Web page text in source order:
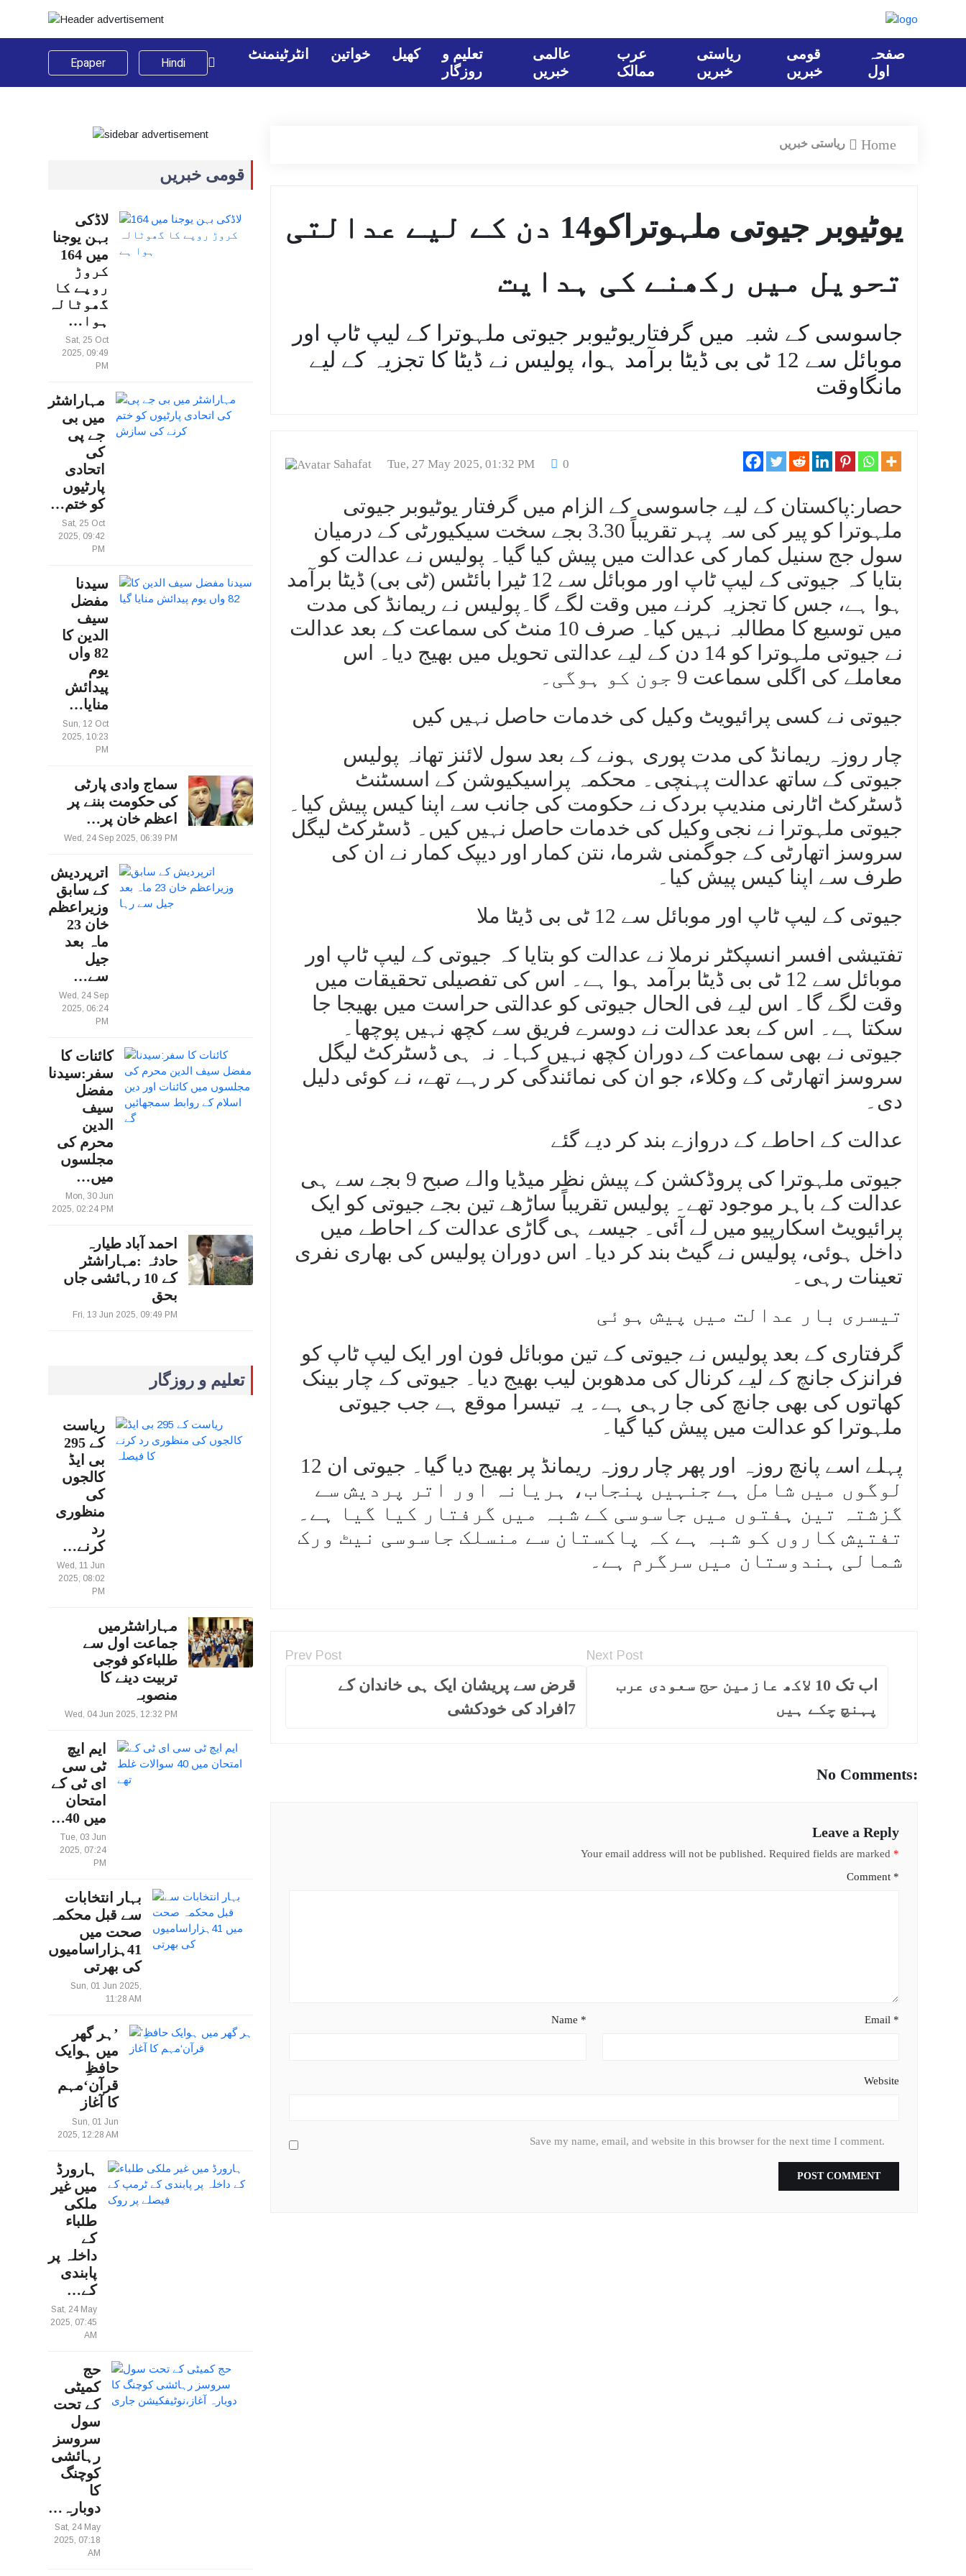
Epaper Hindi
صفحہ
اول
قومی
خبریں
ریاستی
خبریں
عرب
ممالک
عالمی
خبریں
تعلیم و
روزگار
کھیل خواتین انٹرٹینمنٹ
قومی خبریں
لاڈکی
بہن یوجنا
میں 164
کروڑ
روپے کا
گھوٹالہ
ہوا…
Sat, 25 Oct
2025, 09:49
PM
مہاراشٹر
میں بی
جے پی
کی
اتحادی
پارٹیوں
کو ختم…
Sat, 25 Oct
2025, 09:42
PM
سیدنا
مفضل
سیف
الدین کا
82 واں
یوم
پیدائش
منایا…
Sun, 12 Oct
2025, 10:23
PM
سماج وادی پارٹی
کی حکومت بننے پر
اعظم خان پر…
Wed, 24 Sep 2025, 06:39 PM
اترپردیش
کے سابق
وزیراعظم
خان 23
ماہ بعد
جیل
سے…
Wed, 24 Sep
2025, 06:24
PM
کائنات کا
سفر:سیدنا
مفضل
سیف
الدین
محرم کی
مجلسوں
میں…
Mon, 30 Jun
2025, 02:24 PM
احمد آباد طیارہ
حادثہ :مہاراشٹر
کے 10 رہائشی جاں
بحق
Fri, 13 Jun 2025, 09:49 PM
تعلیم و روزگار
ریاست
کے 295
بی ایڈ
کالجوں
کی
منظوری
رد
کرنے…
Wed, 11 Jun
2025, 08:02
PM
مہاراشٹرمیں
جماعت اول سے
طلباءکو فوجی
تربیت دینے کا
منصوبہ
Wed, 04 Jun 2025, 12:32 PM
ایم ایچ
ٹی سی
ای ٹی کے
امتحان
میں 40…
Tue, 03 Jun
2025, 07:24
PM
بہار انتخابات
سے قبل محکمہ
صحت میں
41ہزاراسامیوں
کی بھرتی
Sun, 01 Jun 2025,
11:28 AM
’ہر گھر
میں ہوایک
حافظِ
قرآن‘مہم
کا آغاز
Sun, 01 Jun
2025, 12:28 AM
ہارورڈ
میں غیر
ملکی
طلباء
کے
داخلہ پر
پابندی
کے…
Sat, 24 May
2025, 07:45
AM
حج
کمیٹی
کے تحت
سول
سروسز
رہائشی
کوچنگ
کا
دوبارہ…
Sat, 24 May
2025, 07:18
AM
Home ریاستی خبریں
یوٹیوبر جیوتی ملہوتراکو14 دن کے لیے عدالتی
تحویل میں رکھنے کی ہدایت
جاسوسی کے شبہ میں گرفتاریوٹیوبر جیوتی ملہوترا کے لیپ ٹاپ اور
موبائل سے 12 ٹی بی ڈیٹا برآمد ہوا، پولیس نے ڈیٹا کا تجزیہ کے لیے
مانگاوقت
Sahafat Tue, 27 May 2025, 01:32 PM 0
حصار:پاکستان کے لیے جاسوسی کے الزام میں گرفتار یوٹیوبر جیوتی
ملہوترا کو پیر کی سہ پہر تقریباً 3.30 بجے سخت سیکیورٹی کے درمیان
سول جج سنیل کمار کی عدالت میں پیش کیا گیا۔ پولیس نے عدالت کو
بتایا کہ جیوتی کے لیپ ٹاپ اور موبائل سے 12 ٹیرا بائٹس (ٹی بی) ڈیٹا برآمد
ہوا ہے، جس کا تجزیہ کرنے میں وقت لگے گا۔پولیس نے ریمانڈ کی مدت
میں توسیع کا مطالبہ نہیں کیا۔ صرف 10 منٹ کی سماعت کے بعد عدالت
نے جیوتی ملہوترا کو 14 دن کے لیے عدالتی تحویل میں بھیج دیا۔ اس
معاملے کی اگلی سماعت 9 جون کو ہوگی۔
جیوتی نے کسی پرائیویٹ وکیل کی خدمات حاصل نہیں کیں
چار روزہ ریمانڈ کی مدت پوری ہونے کے بعد سول لائنز تھانہ پولیس
جیوتی کے ساتھ عدالت پہنچی۔ محکمہ پراسیکیوشن کے اسسٹنٹ
ڈسٹرکٹ اٹارنی مندیپ بردک نے حکومت کی جانب سے اپنا کیس پیش کیا۔
جیوتی ملہوترا نے نجی وکیل کی خدمات حاصل نہیں کیں۔ ڈسٹرکٹ لیگل
سروسز اتھارٹی کے جوگمنی شرما، نتن کمار اور دیپک کمار نے ان کی
طرف سے اپنا کیس پیش کیا۔
جیوتی کے لیپ ٹاپ اور موبائل سے 12 ٹی بی ڈیٹا ملا
تفتیشی افسر انسپکٹر نرملا نے عدالت کو بتایا کہ جیوتی کے لیپ ٹاپ اور
موبائل سے 12 ٹی بی ڈیٹا برآمد ہوا ہے۔ اس کی تفصیلی تحقیقات میں
وقت لگے گا۔ اس لیے فی الحال جیوتی کو عدالتی حراست میں بھیجا جا
سکتا ہے۔ اس کے بعد عدالت نے دوسرے فریق سے کچھ نہیں پوچھا۔
جیوتی نے بھی سماعت کے دوران کچھ نہیں کہا۔ نہ ہی ڈسٹرکٹ لیگل
سروسز اتھارٹی کے وکلاء، جو ان کی نمائندگی کر رہے تھے، نے کوئی دلیل
دی۔
عدالت کے احاطے کے دروازے بند کر دیے گئے
جیوتی ملہوترا کی پروڈکشن کے پیش نظر میڈیا والے صبح 9 بجے سے ہی
عدالت کے باہر موجود تھے۔ پولیس تقریباً ساڑھے تین بجے جیوتی کو ایک
پرائیویٹ اسکارپیو میں لے آئی۔ جیسے ہی گاڑی عدالت کے احاطے میں
داخل ہوئی، پولیس نے گیٹ بند کر دیا۔ اس دوران پولیس کی بھاری نفری
تعینات رہی۔
تیسری بار عدالت میں پیش ہوئی
گرفتاری کے بعد پولیس نے جیوتی کے تین موبائل فون اور ایک لیپ ٹاپ کو
فرانزک جانچ کے لیے کرنال کی مدھوبن لیب بھیج دیا۔ جیوتی کے چار بینک
کھاتوں کی بھی جانچ کی جا رہی ہے۔ یہ تیسرا موقع ہے جب جیوتی
ملہوترا کو عدالت میں پیش کیا گیا۔
پہلے اسے پانچ روزہ اور پھر چار روزہ ریمانڈ پر بھیج دیا گیا۔ جیوتی ان 12
لوگوں میں شامل ہے جنہیں پنجاب، ہریانہ اور اتر پردیش سے
گزشتہ تین ہفتوں میں جاسوسی کے شبہ میں گرفتار کیا گیا ہے۔
تفتیش کاروں کو شبہ ہے کہ پاکستان سے منسلک جاسوسی نیٹ ورک
شمالی ہندوستان میں سرگرم ہے۔
Prev Post
قرض سے پریشان ایک ہی خاندان کے
7افراد کی خودکشی
Next Post
اب تک 10 لاکھ عازمین حج سعودی عرب
پہنچ چکے ہیں
No Comments:
Leave a Reply
Your email address will not be published. Required fields are marked *
Comment *
Name * Email *
Website
Save my name, email, and website in this browser for the next time I comment.